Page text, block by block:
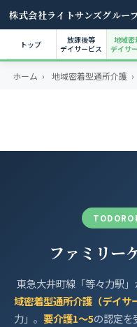
株式会社ライトサンズグルー
トップ
放課後等
デイサービス
地域密
デイサ
ホーム › 地域密着型通所介護 ›
ファミリー
東急大井町線「等々力駅
域密着型通所介護（デイサ
力」。 要介護1〜5の認定を